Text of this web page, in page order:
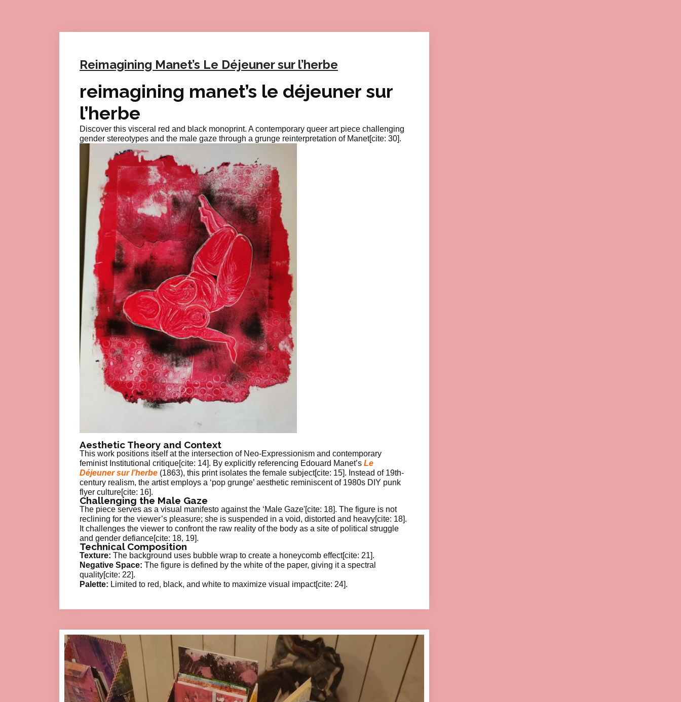
Reimagining Manet’s Le Déjeuner sur l’herbe
reimagining manet’s le déjeuner sur
l’herbe
Discover this visceral red and black monoprint. A contemporary queer art piece challenging
gender stereotypes and the male gaze through a grunge reinterpretation of Manet[cite: 30].
Aesthetic Theory and Context
This work positions itself at the intersection of Neo-Expressionism and contemporary
feminist Institutional critique[cite: 14]. By explicitly referencing Edouard Manet’s Le
Déjeuner sur l’herbe (1863), this print isolates the female subject[cite: 15]. Instead of 19th-
century realism, the artist employs a ‘pop grunge’ aesthetic reminiscent of 1980s DIY punk
flyer culture[cite: 16].
Challenging the Male Gaze
The piece serves as a visual manifesto against the ‘Male Gaze'[cite: 18]. The figure is not
reclining for the viewer’s pleasure; she is suspended in a void, distorted and heavy[cite: 18].
It challenges the viewer to confront the raw reality of the body as a site of political struggle
and gender defiance[cite: 18, 19].
Technical Composition
Texture: The background uses bubble wrap to create a honeycomb effect[cite: 21].
Negative Space: The figure is defined by the white of the paper, giving it a spectral
quality[cite: 22].
Palette: Limited to red, black, and white to maximize visual impact[cite: 24].